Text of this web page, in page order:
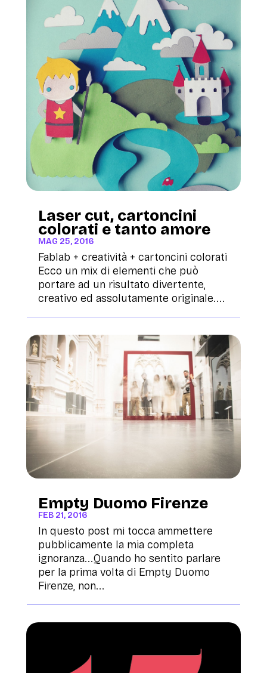
Laser cut, cartoncini
colorati e tanto amore
MAG 25, 2016
Fablab + creatività + cartoncini colorati
Ecco un mix di elementi che può
portare ad un risultato divertente,
creativo ed assolutamente originale....
Empty Duomo Firenze
FEB 21, 2016
In questo post mi tocca ammettere
pubblicamente la mia completa
ignoranza...Quando ho sentito parlare
per la prima volta di Empty Duomo
Firenze, non...